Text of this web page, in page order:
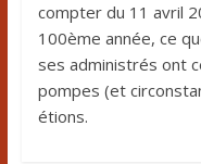
compter du 11 avril
100ème année, ce
ses administrés ont
pompes (et
étions.